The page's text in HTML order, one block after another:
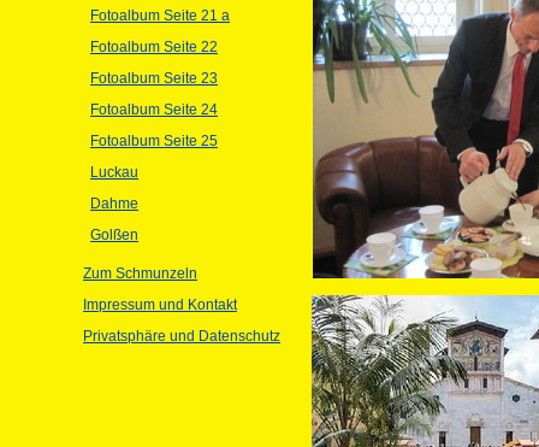
Fotoalbum Seite 21 a
Fotoalbum Seite 22
Fotoalbum Seite 23
Fotoalbum Seite 24
Fotoalbum Seite 25
Luckau
Dahme
Golßen
Zum Schmunzeln
Impressum und Kontakt
Privatsphäre und Datenschutz